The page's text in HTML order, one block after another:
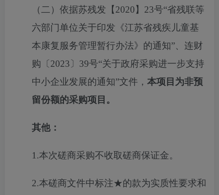
（ 二 ） 依据苏残发【2020】23号“省残联等
六部门单位关于印发《江苏省残疾儿童基
本康复服务管理暂行办法》的通知”、连财
购〔2023〕39号“关于政府采购进一步支持
中小企业发展的通知”文件， 本项目为非预
留份额的采购项目。
其他：
1.本次磋商采购不收取磋商保证金。
2.本磋商文件中标注★的款为实质性要求和